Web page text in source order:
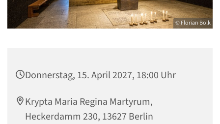
© Florian Bolk
Donnerstag, 15. April 2027, 18:00 Uhr
Krypta Maria Regina Martyrum,
Heckerdamm 230, 13627 Berlin